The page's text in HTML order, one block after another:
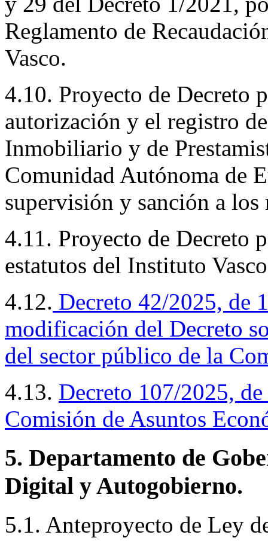
Reglamento de
Vasco.
4.10. Proyecto de Decreto
autorización y el registro
Inmobiliario y de
Comunidad Autónoma de
supervisión y sanción a los
4.11. Proyecto de Decreto
estatutos del Instituto
4.12. Decreto 42/2025, de
modificación del Decreto
del sector público de la
4.13. Decreto 107/2025,
Comisión de Asuntos
5. Departamento de
Digital y Autogobierno.
5.1. Anteproyecto de Ley